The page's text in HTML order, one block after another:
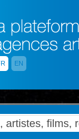
EN